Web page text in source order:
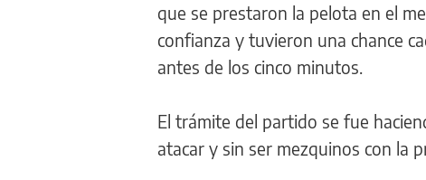
que se prestaron la pelota en el
confianza y tuvieron una chance
antes de los cinco minutos.
El trámite del partido se fue
atacar y sin ser mezquinos con la